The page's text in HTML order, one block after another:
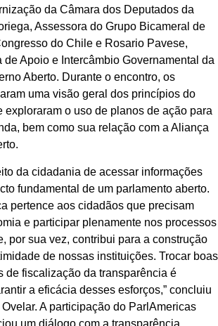
da Câmara dos Deputados da
Assessora do Grupo Bicameral de
do Chile e Rosario Pavese,
de Apoio e Intercâmbio Governamental da
Aberto. Durante o encontro, os
uma visão geral dos princípios do
exploraram o uso de planos de ação para
bem como sua relação com a Aliança
da cidadania de acessar informações
fundamental de um parlamento aberto.
pertence aos cidadãos que precisam
e participar plenamente nos processos
por sua vez, contribui para a construção
de nossas instituições. Trocar boas
de fiscalização da transparência é
a eficácia desses esforços,” concluiu
A participação do ParlAmericas
um diálogo com a transparência